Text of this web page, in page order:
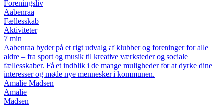
Foreningsliv
Aabenraa
Fællesskab
Aktiviteter
7 min
Aabenraa byder på et rigt udvalg af klubber og foreninger for alle
aldre – fra sport og musik til kreative værksteder og sociale
fællesskaber. Få et indblik i de mange muligheder for at dyrke dine
interesser og møde nye mennesker i kommunen.
Amalie Madsen
Amalie
Madsen